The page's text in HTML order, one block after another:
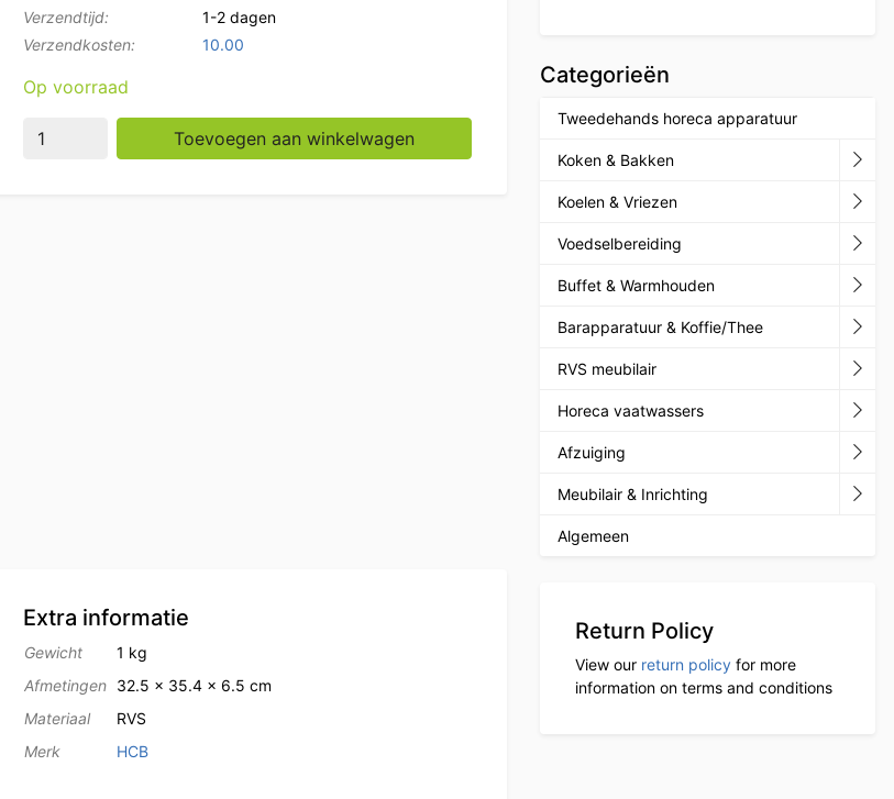
Verzendtijd:
1-2 dagen
Verzendkosten:
10.00
Op voorraad
RVS Gastronorm bak GN bak 2/3 Diepte 65 mm Horeca aantal
Toevoegen aan winkelwagen
Extra informatie
Gewicht
1 kg
Afmetingen
32.5 × 35.4 × 6.5 cm
Materiaal
RVS
Merk
HCB
Categorieën
Tweedehands horeca apparatuur
Koken & Bakken
Koelen & Vriezen
Voedselbereiding
Buffet & Warmhouden
Barapparatuur & Koffie/Thee
RVS meubilair
Horeca vaatwassers
Afzuiging
Meubilair & Inrichting
Algemeen
Return Policy
View our return policy for more
information on terms and conditions